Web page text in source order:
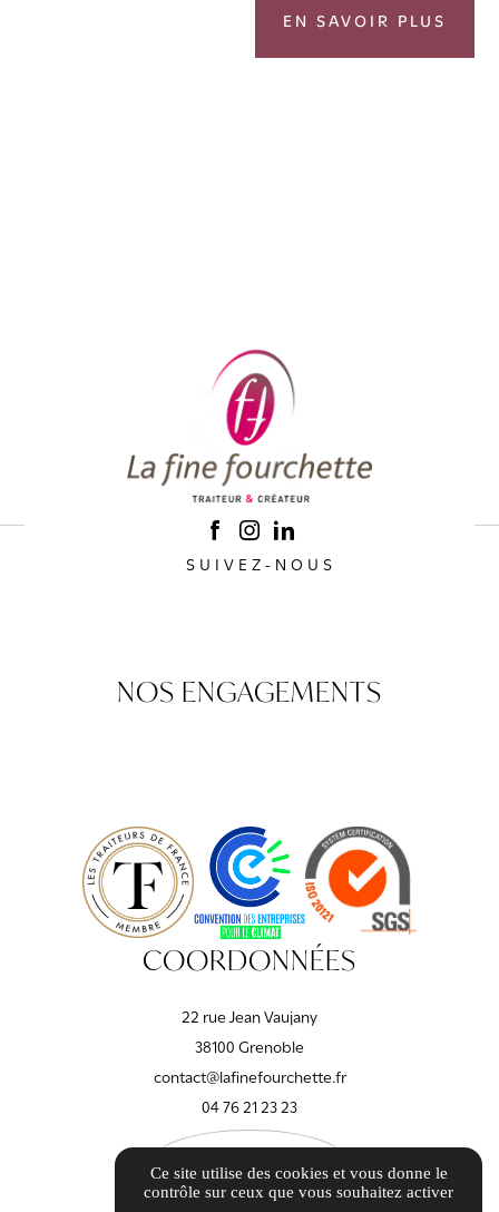
EN SAVOIR PLUS
SUIVEZ-NOUS
NOS ENGAGEMENTS
COORDONNÉES
22 rue Jean Vaujany
38100 Grenoble
contact@lafinefourchette.fr
04 76 21 23 23
ITINÉRAIRE
Ce site utilise des cookies et vous donne le
contrôle sur ceux que vous souhaitez activer